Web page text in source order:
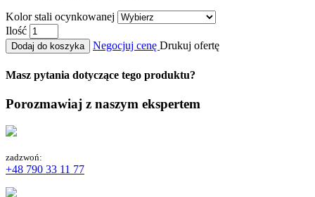
Kolor stali ocynkowanej
Ilość
Dodaj do koszyka Negocjuj cenę Drukuj ofertę
Masz pytania dotyczące tego produktu?
Porozmawiaj z naszym ekspertem
zadzwoń:
+48 790 33 11 77